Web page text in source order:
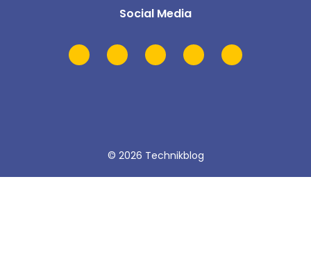
© 2026 Technikblog
Social Media